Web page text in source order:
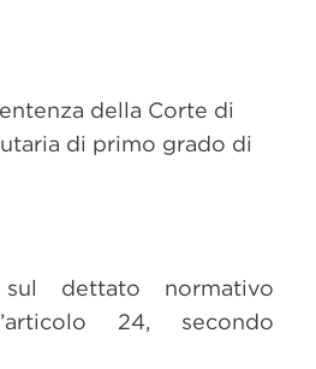
della Corte di
di primo grado di
dettato normativo
24, secondo